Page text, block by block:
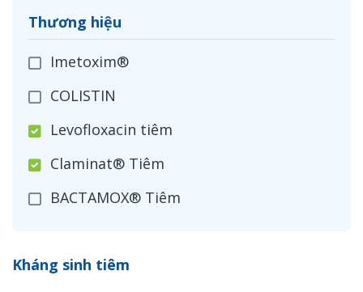
Thương hiệu
Imetoxim®
COLISTIN
Levofloxacin tiêm
Claminat® Tiêm
BACTAMOX® Tiêm
Ceftizoxim®
Kháng sinh tiêm